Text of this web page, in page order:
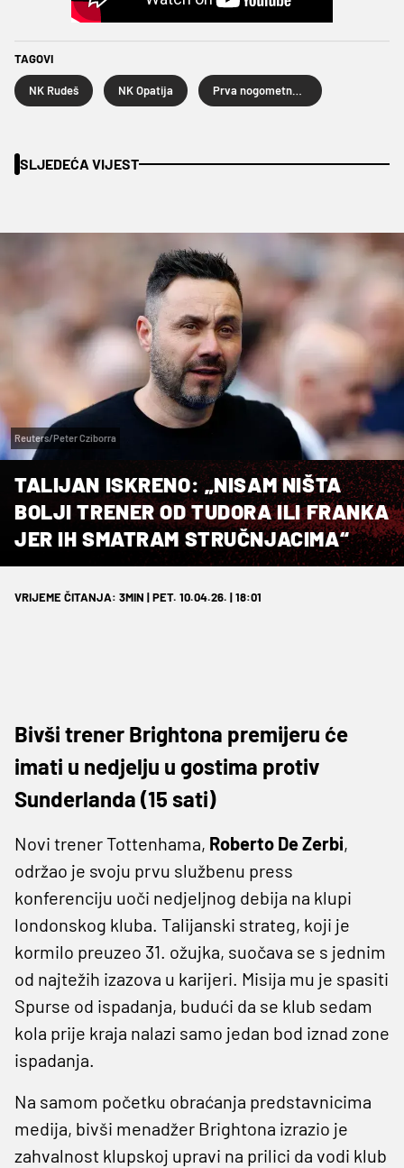
TAGOVI
NK Rudeš NK Opatija
SLJEDEĆA VIJEST
Reuters/Peter Cziborra
TALIJAN ISKRENO: „NISAM NIŠTA
BOLJI TRENER OD TUDORA ILI FRANKA
JER IH SMATRAM STRUČNJACIMA“
VRIJEME ČITANJA: 3MIN | PET. 10.04.26. | 18:01
Bivši trener Brightona premijeru će
imati u nedjelju u gostima protiv
Sunderlanda (15 sati)
Novi trener Tottenhama, Roberto De Zerbi,
održao je svoju prvu službenu press
konferenciju uoči nedjeljnog debija na klupi
londonskog kluba. Talijanski strateg, koji je
kormilo preuzeo 31. ožujka, suočava se s jednim
od najtežih izazova u karijeri. Misija mu je spasiti
Spurse od ispadanja, budući da se klub sedam
kola prije kraja nalazi samo jedan bod iznad zone
ispadanja.
Na samom početku obraćanja predstavnicima
medija, bivši menadžer Brightona izrazio je
zahvalnost klupskoj upravi na prilici da vodi klub